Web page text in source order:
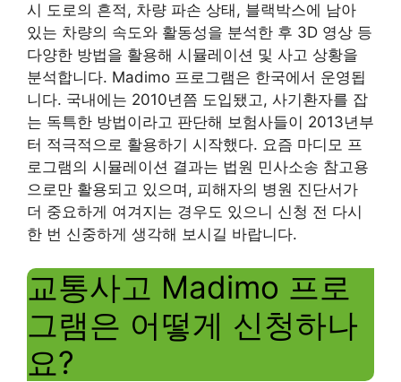
시 도로의 흔적, 차량 파손 상태, 블랙박스에 남아
있는 차량의 속도와 활동성을 분석한 후 3D 영상 등
다양한 방법을 활용해 시뮬레이션 및 사고 상황을
분석합니다. Madimo 프로그램은 한국에서 운영됩
니다. 국내에는 2010년쯤 도입됐고, 사기환자를 잡
는 독특한 방법이라고 판단해 보험사들이 2013년부
터 적극적으로 활용하기 시작했다. 요즘 마디모 프
로그램의 시뮬레이션 결과는 법원 민사소송 참고용
으로만 활용되고 있으며, 피해자의 병원 진단서가
더 중요하게 여겨지는 경우도 있으니 신청 전 다시
한 번 신중하게 생각해 보시길 바랍니다.
교통사고 Madimo 프로
그램은 어떻게 신청하나
요?